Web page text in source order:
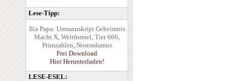
Lese-Tipp:
Ilia Papa: Urmanuskript Geheimnis
Macht X, Weltformel, Tier 666,
Primzahlen, Nostradamus
Frei Download
Hier Herunterladen!
LESE-ESEL: